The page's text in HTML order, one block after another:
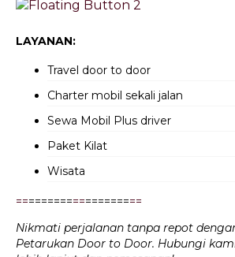
LAYANAN:
Travel door to door
Charter mobil sekali jalan
Sewa Mobil Plus driver
Paket Kilat
Wisata
====================
Nikmati perjalanan tanpa repot
Petarukan Door to Door. Hubungi